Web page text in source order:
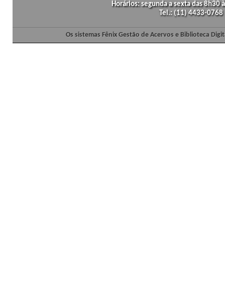
Horários: segunda a sexta das
Tel.: (11) 4433-
Os sistemas Fênix Gestão de Acervos e Biblioteca